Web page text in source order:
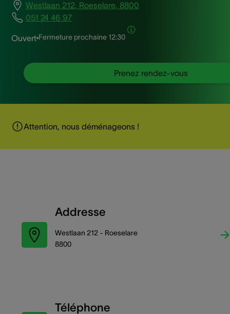
Westlaan 212, Roeselare, 8800
051 24 46 97
Ouvert Fermeture prochaine 12:30
Prenez rendez-vous
Attention, nous déménageons !
Addresse
Westlaan 212 - Roeselare
8800
Téléphone